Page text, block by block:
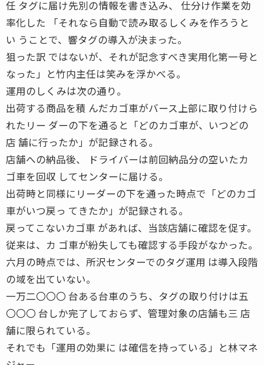
任 タグに届け先別の情報を書き込み、 仕分け作業を効
率化した 「それなら自動で読み取るしくみを作ろうと
い うことで、響タグの導入が決まった。
狙った訳 ではないが、それが記念すべき実用化第一号と
なった」と竹内主任は笑みを浮かべる。
運用のしくみは次の通り。
出荷する商品を積 んだカゴ車がバース上部に取り付けら
れたリー ダーの下を通ると「どのカゴ車が、いつどの
店 舗に行ったか」が記録される。
店舗への納品後、 ドライバーは前回納品分の空いたカ
ゴ車を回収 してセンターに届ける。
出荷時と同様にリーダーの下を通った時点で「どのカゴ
車がいつ戻っ てきたか」が記録される。
戻ってこないカゴ車 があれば、当該店舗に確認を促す。
従来は、カ ゴ車が紛失しても確認する手段がなかった。
六月の時点では、所沢センターでのタグ運用 は導入段階
の域を出ていない。
一万二〇〇〇 台ある台車のうち、タグの取り付けは五
〇〇〇 台しか完了しておらず、管理対象の店舗も三 店
舗に限られている。
それでも「運用の効果に は確信を持っている」と林マネ